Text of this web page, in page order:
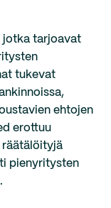
jotka tarjoavat
tukevat
ehtojen
erottuu
räätälöityjä
pienyritysten